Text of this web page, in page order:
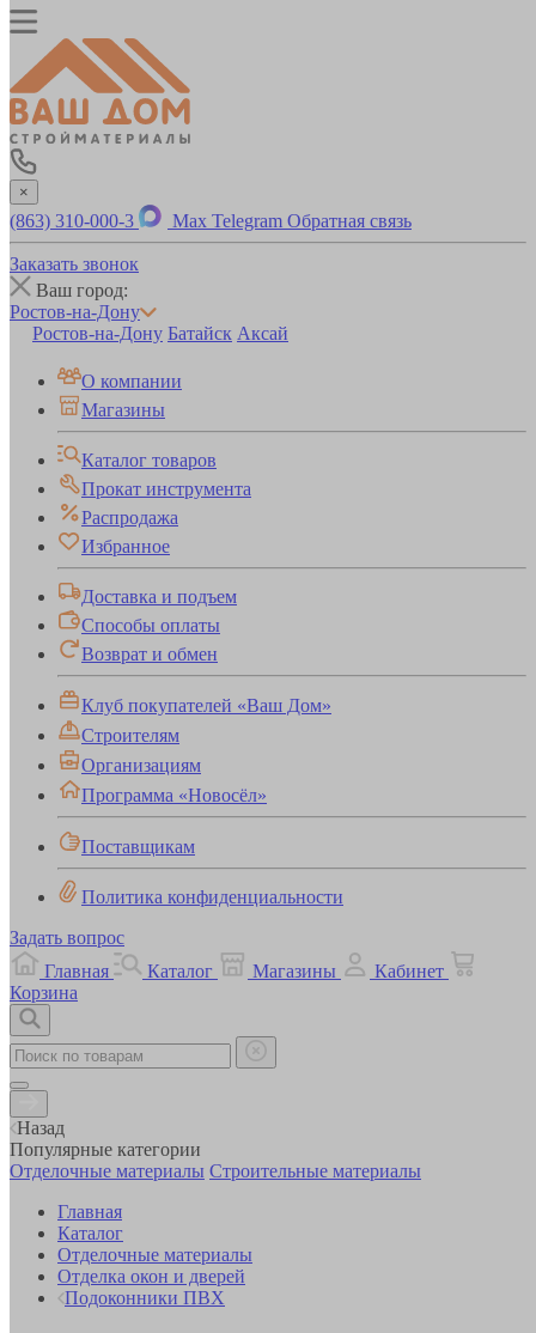
×
(863) 310-000-3 Max Telegram Обратная связь
Заказать звонок
Ваш город:
Ростов-на-Дону
Ростов-на-Дону Батайск Аксай
О компании
Магазины
Каталог товаров
Прокат инструмента
Распродажа
Избранное
Доставка и подъем
Способы оплаты
Возврат и обмен
Клуб покупателей «Ваш Дом»
Строителям
Организациям
Программа «Новосёл»
Поставщикам
Политика конфиденциальности
Задать вопрос
Главная
Каталог Магазины
Кабинет
Корзина
Назад
Популярные категории
Отделочные материалы Строительные материалы
Главная
Каталог
Отделочные материалы
Отделка окон и дверей
Подоконники ПВХ